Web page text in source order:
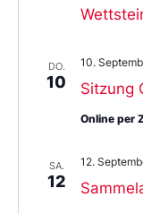
DO.
10 Sitzung
10.
Online per
SA.
12
12.